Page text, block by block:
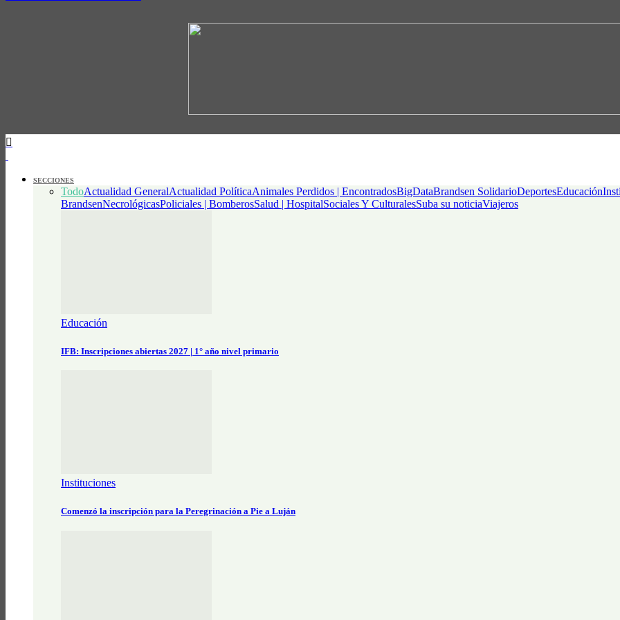
SECCIONES
TodoActualidad GeneralActualidad PolíticaAnimales Perdidos | EncontradosBigDataBrandsen SolidarioDeportesEducación
BrandsenNecrológicasPoliciales | BomberosSalud | HospitalSociales Y CulturalesSuba su noticiaViajeros
Educación
IFB: Inscripciones abiertas 2027 | 1° año nivel primario
Instituciones
Comenzó la inscripción para la Peregrinación a Pie a Luján